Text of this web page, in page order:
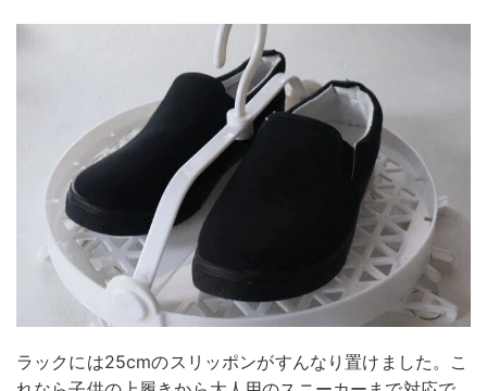
ラックには25cmのスリッポンがすんなり置けました。こ